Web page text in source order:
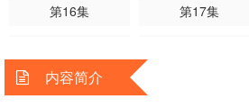
第16集 第17集
第22集
内容简介